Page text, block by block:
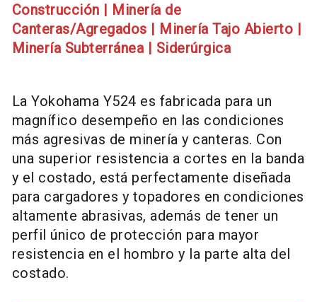
Construcción | Minería de
Canteras/Agregados | Minería Tajo Abierto |
Minería Subterránea | Siderúrgica
La Yokohama Y524 es fabricada para un
magnífico desempeño en las condiciones
más agresivas de minería y canteras. Con
una superior resistencia a cortes en la banda
y el costado, está perfectamente diseñada
para cargadores y topadores en condiciones
altamente abrasivas, además de tener un
perfil único de protección para mayor
resistencia en el hombro y la parte alta del
costado.